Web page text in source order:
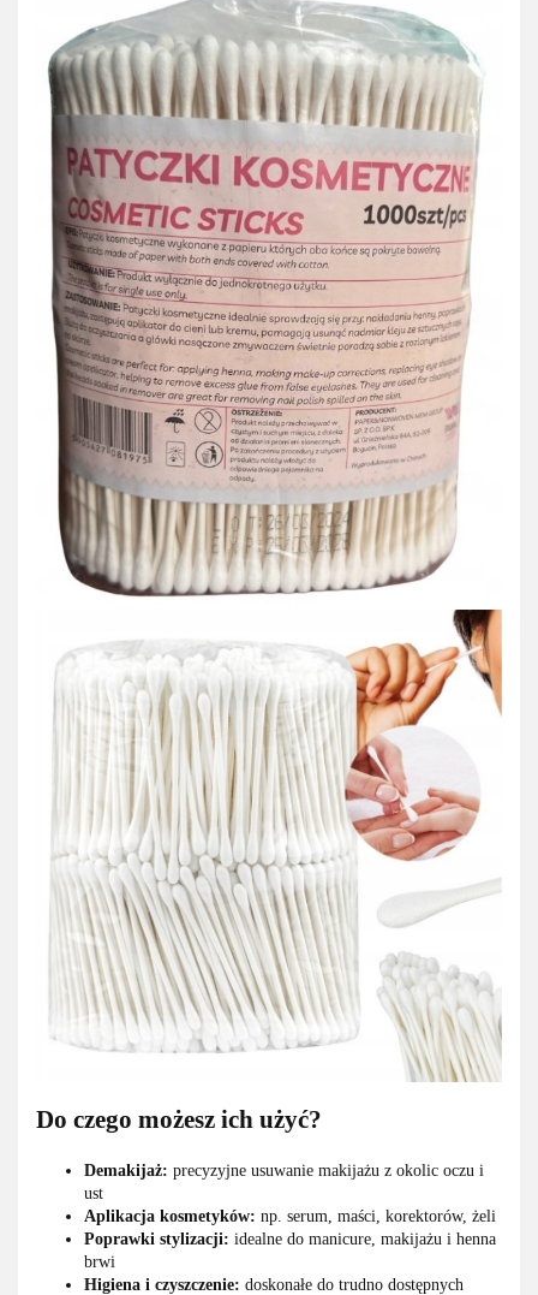
Do czego możesz ich użyć?
Demakijaż: precyzyjne usuwanie makijażu z okolic oczu i
ust
Aplikacja kosmetyków: np. serum, maści, korektorów, żeli
Poprawki stylizacji: idealne do manicure, makijażu i henna
brwi
Higiena i czyszczenie: doskonałe do trudno dostępnych